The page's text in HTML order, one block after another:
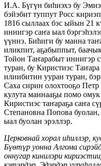
И.А. Бүгүн биһиэхэ бу
бэйэбит туппут Росс
1816 сыллаах бэс ыйын 21
иннигэр саҥа ыал
үүннэ. Биһиги бу манна
иликпит, аҕабыппыт,
Тойон Таҥарабыт иннигэр
туран, бу Киристиэс
илиибитин ууран туран,
Саха сирин олохтооҕо
кулута маннааҕы помо
Киристиэс таҥараҕа саҥа
Степановна Попова
ыал буолан эрэллэр.
Церковнай хорал иһиллэр,
Бүөтүр уонна Алгома
оннугар кинилэри